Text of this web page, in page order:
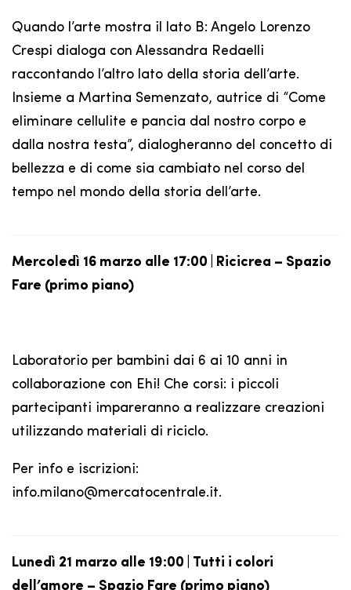
Quando l’arte mostra il lato B: Angelo Lorenzo
Crespi dialoga con Alessandra Redaelli
raccontando l’altro lato della storia dell’arte.
Insieme a Martina Semenzato, autrice di “Come
eliminare cellulite e pancia dal nostro corpo e
dalla nostra testa”, dialogheranno del concetto di
bellezza e di come sia cambiato nel corso del
tempo nel mondo della storia dell’arte.
Mercoledì 16 marzo alle 17:00 | Ricicrea – Spazio
Fare (primo piano)
Laboratorio per bambini dai 6 ai 10 anni in
collaborazione con Ehi! Che corsi: i piccoli
partecipanti impareranno a realizzare creazioni
utilizzando materiali di riciclo.
Per info e iscrizioni:
info.milano@mercatocentrale.it.
Lunedì 21 marzo alle 19:00 | Tutti i colori
dell’amore – Spazio Fare (primo piano)